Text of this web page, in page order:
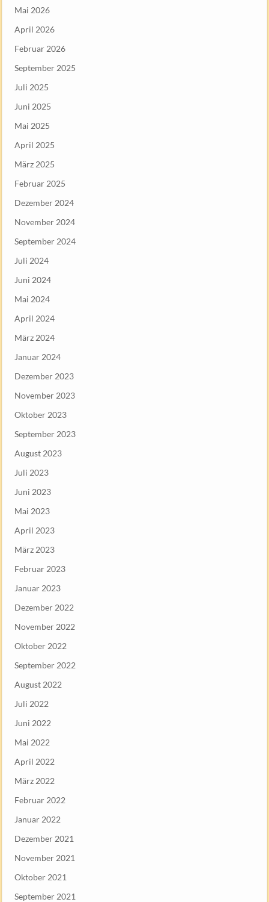
Mai 2026
April 2026
Februar 2026
September 2025
Juli 2025
Juni 2025
Mai 2025
April 2025
März 2025
Februar 2025
Dezember 2024
November 2024
September 2024
Juli 2024
Juni 2024
Mai 2024
April 2024
März 2024
Januar 2024
Dezember 2023
November 2023
Oktober 2023
September 2023
August 2023
Juli 2023
Juni 2023
Mai 2023
April 2023
März 2023
Februar 2023
Januar 2023
Dezember 2022
November 2022
Oktober 2022
September 2022
August 2022
Juli 2022
Juni 2022
Mai 2022
April 2022
März 2022
Februar 2022
Januar 2022
Dezember 2021
November 2021
Oktober 2021
September 2021